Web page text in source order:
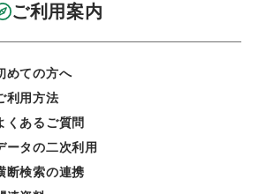
ご利用案内
めての方へ
利用方法
くあるご質問
ータの二次利用
断検索の連携
選択した資料を利用請求
表示スタイル
第７巻